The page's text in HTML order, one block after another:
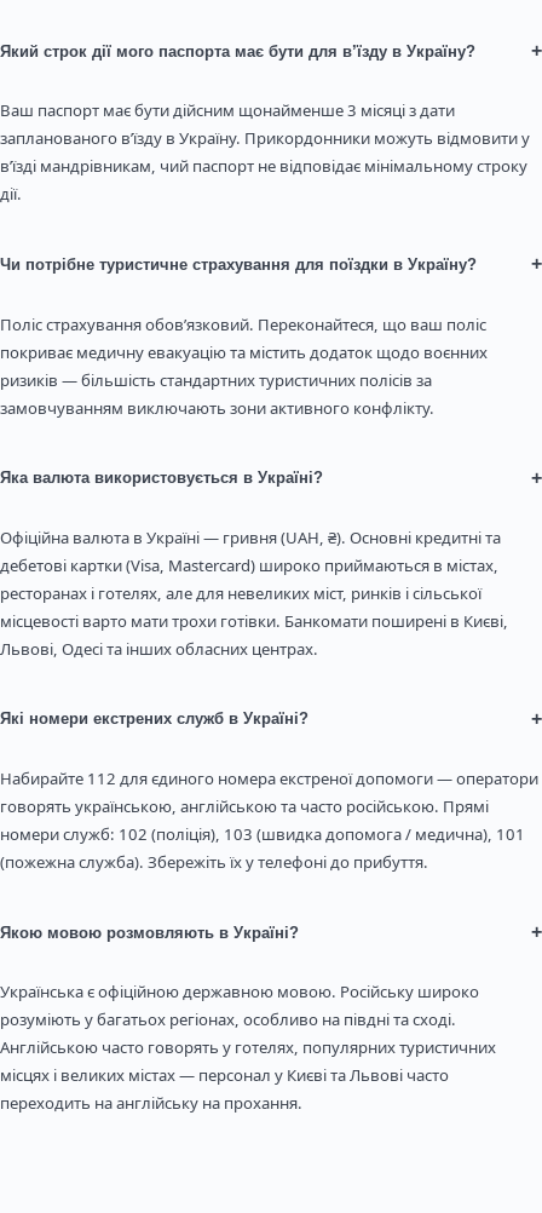
Який строк дії мого паспорта має бути для в’їзду в Україну? +
Ваш паспорт має бути дійсним щонайменше 3 місяці з дати
запланованого в’їзду в Україну. Прикордонники можуть відмовити у
в’їзді мандрівникам, чий паспорт не відповідає мінімальному строку
дії.
Чи потрібне туристичне страхування для поїздки в Україну? +
Поліс страхування обов’язковий. Переконайтеся, що ваш поліс
покриває медичну евакуацію та містить додаток щодо воєнних
ризиків — більшість стандартних туристичних полісів за
замовчуванням виключають зони активного конфлікту.
Яка валюта використовується в Україні? +
Офіційна валюта в Україні — гривня (UAH, ₴). Основні кредитні та
дебетові картки (Visa, Mastercard) широко приймаються в містах,
ресторанах і готелях, але для невеликих міст, ринків і сільської
місцевості варто мати трохи готівки. Банкомати поширені в Києві,
Львові, Одесі та інших обласних центрах.
Які номери екстрених служб в Україні? +
Набирайте 112 для єдиного номера екстреної допомоги — оператори
говорять українською, англійською та часто російською. Прямі
номери служб: 102 (поліція), 103 (швидка допомога / медична), 101
(пожежна служба). Збережіть їх у телефоні до прибуття.
Якою мовою розмовляють в Україні? +
Українська є офіційною державною мовою. Російську широко
розуміють у багатьох регіонах, особливо на півдні та сході.
Англійською часто говорять у готелях, популярних туристичних
місцях і великих містах — персонал у Києві та Львові часто
переходить на англійську на прохання.